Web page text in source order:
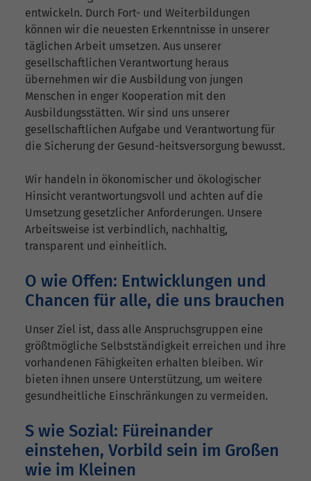
entwickeln. Durch Fort- und Weiterbildungen
können wir die neuesten Erkenntnisse in unserer
täglichen Arbeit umsetzen. Aus unserer
gesellschaftlichen Verantwortung heraus
übernehmen wir die Ausbildung von jungen
Menschen in enger Kooperation mit den
Ausbildungsstätten. Wir sind uns unserer
gesellschaftlichen Aufgabe und Verantwortung für
die Sicherung der Gesund-heitsversorgung bewusst.
Wir handeln in ökonomischer und ökologischer
Hinsicht verantwortungsvoll und achten auf die
Umsetzung gesetzlicher Anforderungen. Unsere
Arbeitsweise ist verbindlich, nachhaltig,
transparent und einheitlich.
O wie Offen: Entwicklungen und
Chancen für alle, die uns brauchen
Unser Ziel ist, dass alle Anspruchsgruppen eine
größtmögliche Selbstständigkeit erreichen und ihre
vorhandenen Fähigkeiten erhalten bleiben. Wir
bieten ihnen unsere Unterstützung, um weitere
gesundheitliche Einschränkungen zu vermeiden.
S wie Sozial: Füreinander
einstehen, Vorbild sein im Großen
wie im Kleinen